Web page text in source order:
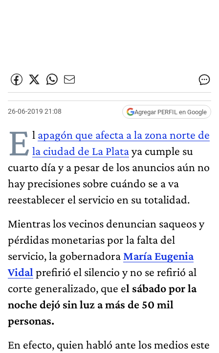
26-06-2019 21:08 Agregar PERFIL en Google
E l apagón que afecta a la zona norte de
la ciudad de La Plataya cumple su
cuarto día y a pesar de los anuncios aún no
hay precisiones sobre cuándo se a va
reestablecer el servicio en su totalidad.
Mientras los vecinos denuncian saqueos y
pérdidas monetarias por la falta del
servicio, la gobernadora María Eugenia
Vidal prefirió el silencio y no se refirió al
corte generalizado, que el sábado por la
noche dejó sin luz a más de 50 mil
personas.
En efecto, quien habló ante los medios este